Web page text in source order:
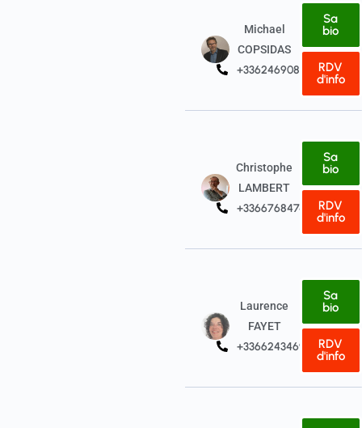
Michael
COPSIDAS
+33624690823
Sa
bio
RDV
d'info
Christophe
LAMBERT
+33667684740
Sa
bio
RDV
d'info
Laurence
FAYET
+33662434697
Sa
bio
RDV
d'info